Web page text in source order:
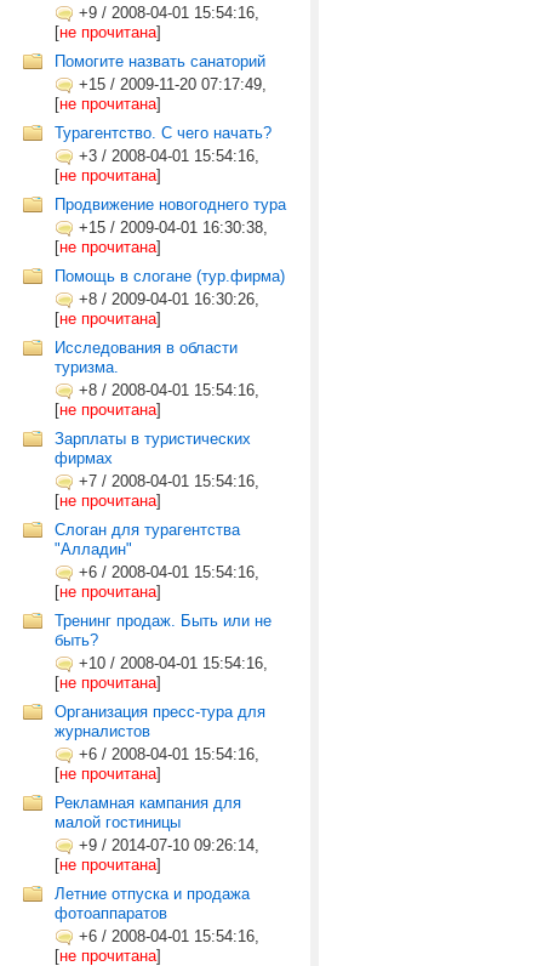
+9 / 2008-04-01 15:54:16,
[не прочитана]
Помогите назвать санаторий
+15 / 2009-11-20 07:17:49,
[не прочитана]
Турагентство. С чего начать?
+3 / 2008-04-01 15:54:16,
[не прочитана]
Продвижение новогоднего тура
+15 / 2009-04-01 16:30:38,
[не прочитана]
Помощь в слогане (тур.фирма)
+8 / 2009-04-01 16:30:26,
[не прочитана]
Исследования в области
туризма.
+8 / 2008-04-01 15:54:16,
[не прочитана]
Зарплаты в туристических
фирмах
+7 / 2008-04-01 15:54:16,
[не прочитана]
Слоган для турагентства
"Алладин"
+6 / 2008-04-01 15:54:16,
[не прочитана]
Тренинг продаж. Быть или не
быть?
+10 / 2008-04-01 15:54:16,
[не прочитана]
Организация пресс-тура для
журналистов
+6 / 2008-04-01 15:54:16,
[не прочитана]
Рекламная кампания для
малой гостиницы
+9 / 2014-07-10 09:26:14,
[не прочитана]
Летние отпуска и продажа
фотоаппаратов
+6 / 2008-04-01 15:54:16,
[не прочитана]